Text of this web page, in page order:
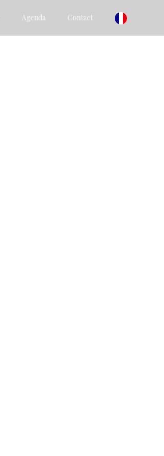
Agenda Contact